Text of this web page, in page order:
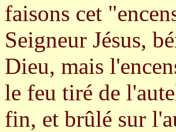
faisons cet
Seigneur Jésus,
Dieu, mais
le feu tiré de
fin, et brûlé sur